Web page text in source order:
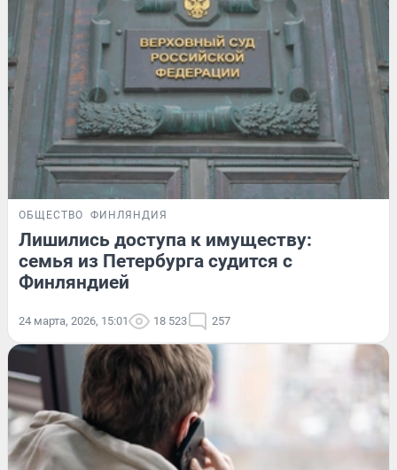
ОБЩЕСТВО ФИНЛЯНДИЯ
Лишились доступа к имуществу:
семья из Петербурга судится с
Финляндией
24 марта, 2026, 15:01 18 523 257